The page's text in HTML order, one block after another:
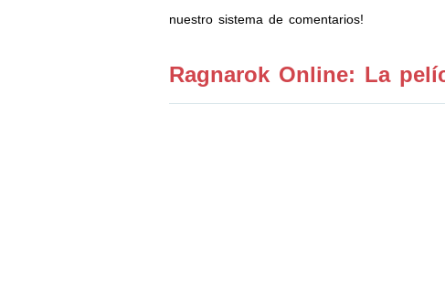
nuestro sistema de comentarios!
Ragnarok Online: La